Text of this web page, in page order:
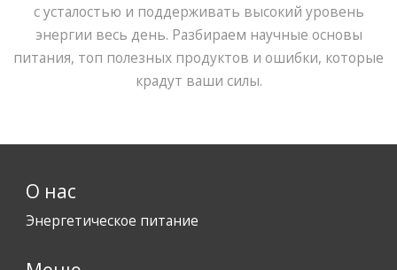
с усталостью и поддерживать высокий уровень
энергии весь день. Разбираем научные основы
питания, топ полезных продуктов и ошибки, которые
крадут ваши силы.
О нас
Энергетическое питание